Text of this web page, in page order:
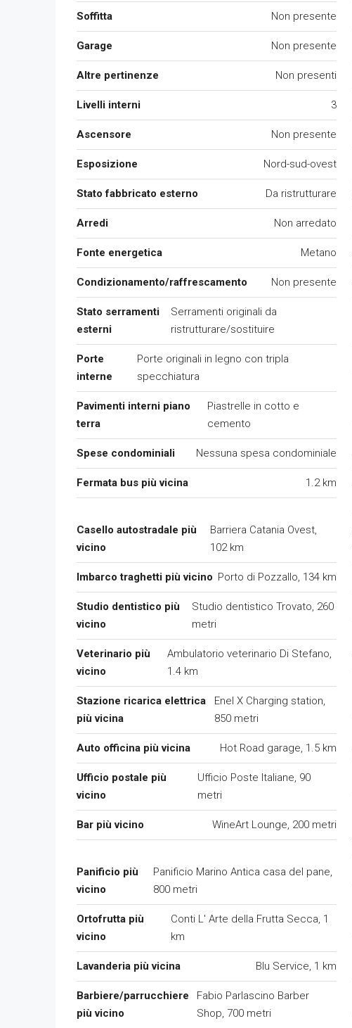
Soffitta Non presente
Garage Non presente
Altre pertinenze Non presenti
Livelli interni 3
Ascensore Non presente
Esposizione Nord-sud-ovest
Stato fabbricato esterno Da ristrutturare
Arredi Non arredato
Fonte energetica Metano
Condizionamento/raffrescamento Non presente
Stato serramenti
esterni
Serramenti originali da
ristrutturare/sostituire
Porte
interne
Porte originali in legno con tripla
specchiatura
Pavimenti interni piano
terra
Piastrelle in cotto e
cemento
Spese condominiali Nessuna spesa condominiale
Fermata bus più vicina 1.2 km
Casello autostradale più
vicino
Barriera Catania Ovest,
102 km
Imbarco traghetti più vicino Porto di Pozzallo, 134 km
Studio dentistico più
vicino
Studio dentistico Trovato, 260
metri
Veterinario più
vicino
Ambulatorio veterinario Di Stefano,
1.4 km
Stazione ricarica elettrica
più vicina
Enel X Charging station,
850 metri
Auto officina più vicina Hot Road garage, 1.5 km
Ufficio postale più
vicino
Ufficio Poste Italiane, 90
metri
Bar più vicino WineArt Lounge, 200 metri
Panificio più
vicino
Panificio Marino Antica casa del pane,
800 metri
Ortofrutta più
vicino
Conti L' Arte della Frutta Secca, 1
km
Lavanderia più vicina Blu Service, 1 km
Barbiere/parrucchiere
più vicino
Fabio Parlascino Barber
Shop, 700 metri